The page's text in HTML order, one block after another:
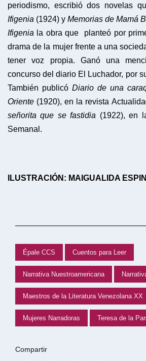
periodismo, escribió dos novelas
Ifigenia (1924) y Memorias de Mamá
Ifigenia la obra que planteó por
drama de la mujer frente a una
tener voz propia. Ganó una
concurso del diario El Luchador, por
También publicó Diario de una
Oriente (1920), en la revista
señorita que se fastidia (1922), en
Semanal.
ILUSTRACIÓN: MAIGUALIDA
Épale CCS Cuentos para Leer
Narrativa Nuestroamericana
Maestros de la Literatura Venezolana XX
Mujeres Narradoras Teresa de la
Compartir